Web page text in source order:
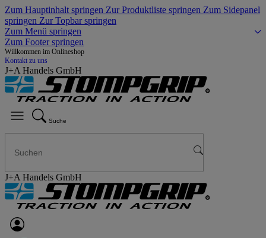
Zum Hauptinhalt springen Zur Produktliste springen Zum Sidepanel
springen Zur Topbar springen
Zum Menü springen
Zum Footer springen
Willkommen im Onlineshop
Kontakt zu uns
J+A Handels GmbH
Suche
J+A Handels GmbH